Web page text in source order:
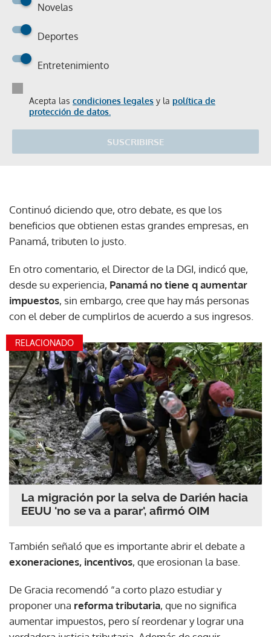
Novelas
Deportes
Entretenimiento
Acepta las condiciones legales y la política de
protección de datos.
SUSCRIBIRSE
Continuó diciendo que, otro debate, es que los
beneficios que obtienen estas grandes empresas, en
Panamá, tributen lo justo.
En otro comentario, el Director de la DGI, indicó que,
desde su experiencia, Panamá no tiene q aumentar
impuestos, sin embargo, cree que hay más personas
con el deber de cumplirlos de acuerdo a sus ingresos.
RELACIONADO
La migración por la selva de Darién hacia
EEUU 'no se va a parar', afirmó OIM
También señaló que es importante abrir el debate a
exoneraciones, incentivos, que erosionan la base.
De Gracia recomendó “a corto plazo estudiar y
proponer una reforma tributaria, que no significa
aumentar impuestos, pero sí reordenar y lograr una